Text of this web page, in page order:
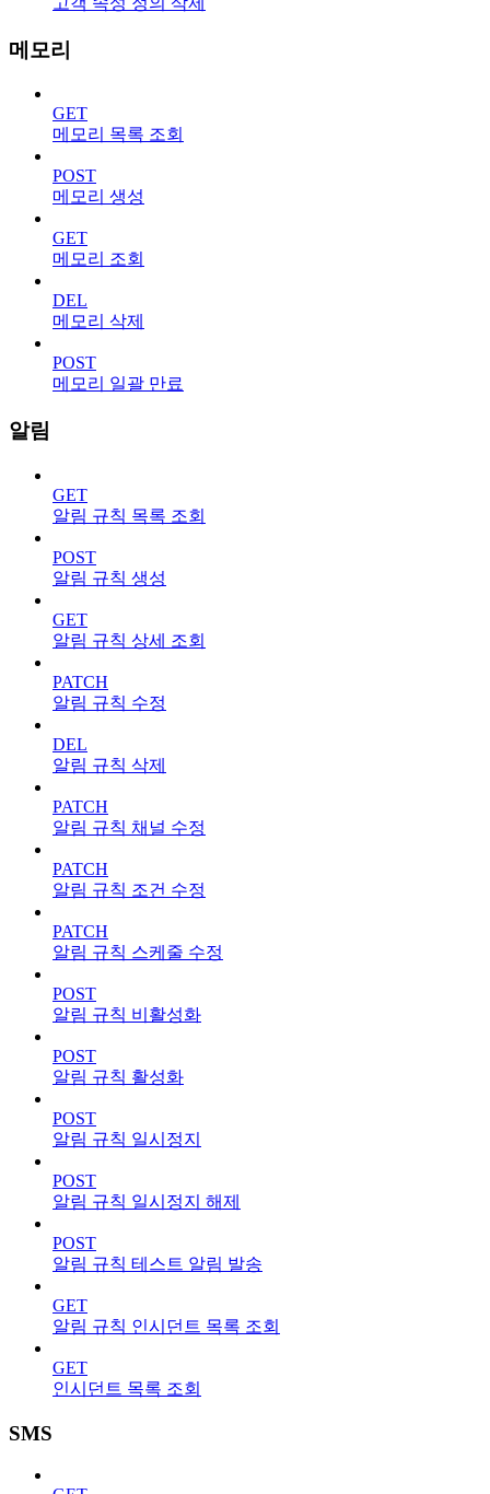
메모리
GET
메모리 목록 조회
POST
메모리 생성
GET
메모리 조회
DEL
메모리 삭제
POST
메모리 일괄 만료
알림
GET
알림 규칙 목록 조회
POST
알림 규칙 생성
GET
알림 규칙 상세 조회
PATCH
알림 규칙 수정
DEL
알림 규칙 삭제
PATCH
알림 규칙 채널 수정
PATCH
알림 규칙 조건 수정
PATCH
알림 규칙 스케줄 수정
POST
알림 규칙 비활성화
POST
알림 규칙 활성화
POST
알림 규칙 일시정지
POST
알림 규칙 일시정지 해제
POST
알림 규칙 테스트 알림 발송
GET
알림 규칙 인시던트 목록 조회
GET
인시던트 목록 조회
SMS